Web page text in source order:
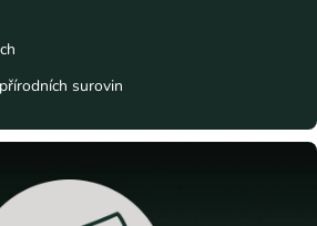
surovin